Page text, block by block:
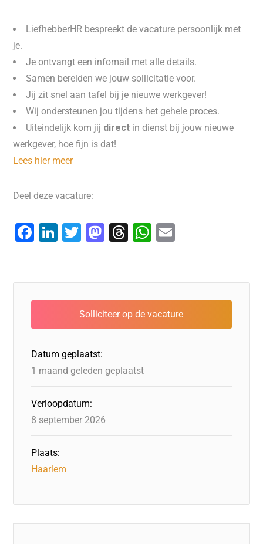
LiefhebberHR bespreekt de vacature persoonlijk met
je.
Je ontvangt een infomail met alle details.
Samen bereiden we jouw sollicitatie voor.
Jij zit snel aan tafel bij je nieuwe werkgever!
Wij ondersteunen jou tijdens het gehele proces.
Uiteindelijk kom jij direct in dienst bij jouw nieuwe
werkgever, hoe fijn is dat!
Lees hier meer
Deel deze vacature:
F
e
b
o
o
k
Li
e
dI
n
T
er
M
o
d
o
T
a
d
s
W
s
A
p
l
Datum geplaatst:
1 maand geleden geplaatst
Verloopdatum:
8 september 2026
Plaats:
Haarlem